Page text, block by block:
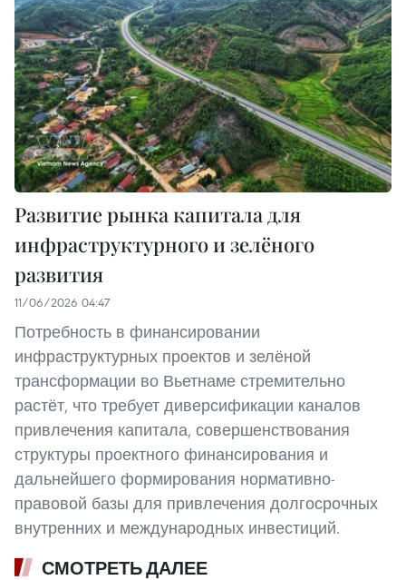
Развитие рынка капитала для
инфраструктурного и зелёного
развития
11/06/2026 04:47
Потребность в финансировании
инфраструктурных проектов и зелёной
трансформации во Вьетнаме стремительно
растёт, что требует диверсификации каналов
привлечения капитала, совершенствования
структуры проектного финансирования и
дальнейшего формирования нормативно-
правовой базы для привлечения долгосрочных
внутренних и международных инвестиций.
СМОТРЕТЬ ДАЛЕЕ